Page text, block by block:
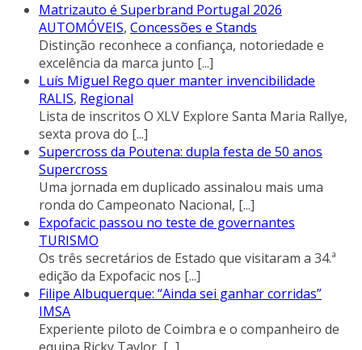
Matrizauto é Superbrand Portugal 2026
AUTOMÓVEIS, Concessões e Stands
Distinção reconhece a confiança, notoriedade e
excelência da marca junto [...]
Luís Miguel Rego quer manter invencibilidade
RALIS, Regional
Lista de inscritos O XLV Explore Santa Maria Rallye,
sexta prova do [...]
Supercross da Poutena: dupla festa de 50 anos
Supercross
Uma jornada em duplicado assinalou mais uma
ronda do Campeonato Nacional, [...]
Expofacic passou no teste de governantes
TURISMO
Os três secretários de Estado que visitaram a 34.ª
edição da Expofacic nos [...]
Filipe Albuquerque: “Ainda sei ganhar corridas”
IMSA
Experiente piloto de Coimbra e o companheiro de